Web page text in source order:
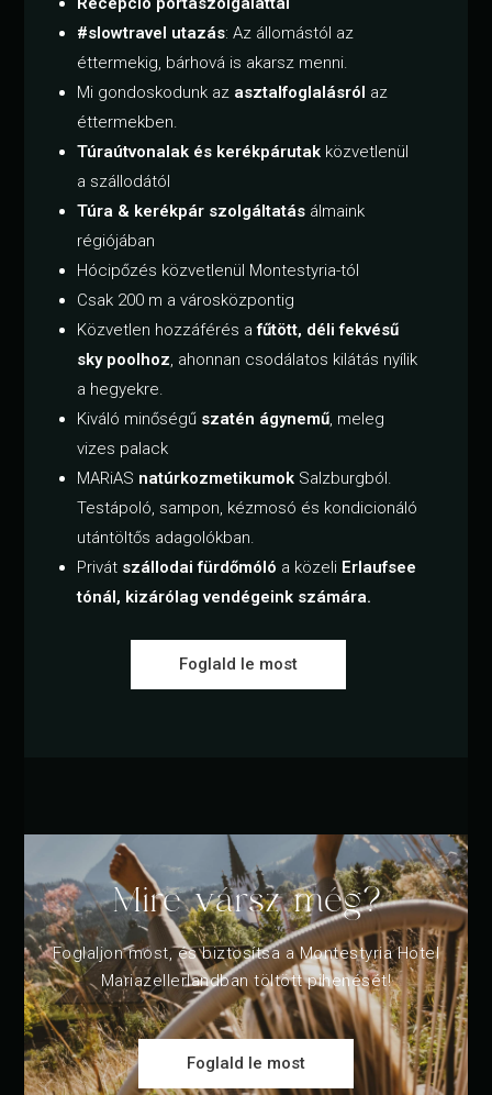
#slowtravel utazás: Az állomástól az
éttermekig, bárhová is akarsz menni.
Mi gondoskodunk az asztalfoglalásról az
éttermekben.
Túraútvonalak és kerékpárutak közvetlenül
a szállodától
Túra & kerékpár szolgáltatás álmaink
régiójában
Hócipőzés közvetlenül Montestyria-tól
Csak 200 m a városközpontig
Közvetlen hozzáférés afűtött, déli fekvésű
sky poolhoz, ahonnan csodálatos kilátás nyílik
a hegyekre.
Kiváló minőségű szatén ágynemű, meleg
vizes palack
MARiAS natúrkozmetikumok Salzburgból.
Testápoló, sampon, kézmosó és kondicionáló
utántöltős adagolókban.
Privát szállodai fürdőmóló a közeli Erlaufsee
tónál, kizárólag vendégeink számára.
Foglald le most
Mire vársz még?
Foglaljon most, és biztosítsa a Montestyria Hotel
Mariazellerlandban töltött pihenését!
Foglald le most